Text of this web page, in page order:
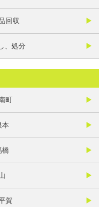
回収
、処分
町
本
橋
賀